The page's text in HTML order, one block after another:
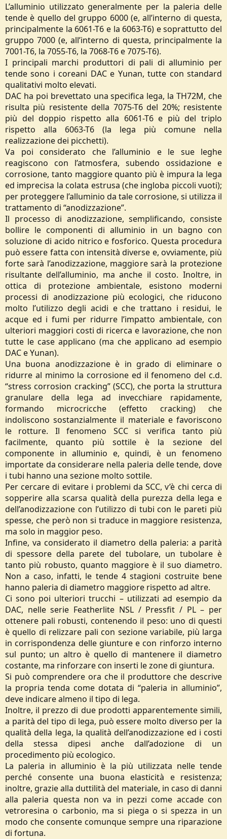
L’alluminio utilizzato generalmente per la paleria delle
tende è quello del gruppo 6000 (e, all’interno di questa,
principalmente la 6061-T6 e la 6063-T6) e soprattutto del
gruppo 7000 (e, all’interno di questa, principalmente la
7001-T6, la 7055-T6, la 7068-T6 e 7075-T6).
I principali marchi produttori di pali di alluminio per
tende sono i coreani DAC e Yunan, tutte con standard
qualitativi molto elevati.
DAC ha poi brevettato una specifica lega, la TH72M, che
risulta più resistente della 7075-T6 del 20%; resistente
più del doppio rispetto alla 6061-T6 e più del triplo
rispetto alla 6063-T6 (la lega più comune nella
realizzazione dei picchetti).
Va poi considerato che l’alluminio e le sue leghe
reagiscono con l’atmosfera, subendo ossidazione e
corrosione, tanto maggiore quanto più è impura la lega
ed imprecisa la colata estrusa (che ingloba piccoli vuoti);
per proteggere l’alluminio da tale corrosione, si utilizza il
trattamento di “anodizzazione”.
Il processo di anodizzazione, semplificando, consiste
bollire le componenti di alluminio in un bagno con
soluzione di acido nitrico e fosforico. Questa procedura
può essere fatta con intensità diverse e, ovviamente, più
forte sarà l’anodizzazione, maggiore sarà la protezione
risultante dell’alluminio, ma anche il costo. Inoltre, in
ottica di protezione ambientale, esistono moderni
processi di anodizzazione più ecologici, che riducono
molto l’utilizzo degli acidi e che trattano i residui, le
acque ed i fumi per ridurre l’impatto ambientale, con
ulteriori maggiori costi di ricerca e lavorazione, che non
tutte le case applicano (ma che applicano ad esempio
DAC e Yunan).
Una buona anodizzazione è in grado di eliminare o
ridurre al minimo la corrosione ed il fenomeno del c.d.
“stress corrosion cracking” (SCC), che porta la struttura
granulare della lega ad invecchiare rapidamente,
formando microcricche (effetto cracking) che
indoliscono sostanzialmente il materiale e favoriscono
le rotture. Il fenomeno SCC si verifica tanto più
facilmente, quanto più sottile è la sezione del
componente in alluminio e, quindi, è un fenomeno
importate da considerare nella paleria delle tende, dove
i tubi hanno una sezione molto sottile.
Per cercare di evitare i problemi da SCC, v’è chi cerca di
sopperire alla scarsa qualità della purezza della lega e
dell’anodizzazione con l’utilizzo di tubi con le pareti più
spesse, che però non si traduce in maggiore resistenza,
ma solo in maggior peso.
Infine, va considerato il diametro della paleria: a parità
di spessore della parete del tubolare, un tubolare è
tanto più robusto, quanto maggiore è il suo diametro.
Non a caso, infatti, le tende 4 stagioni costruite bene
hanno paleria di diametro maggiore rispetto ad altre.
Ci sono poi ulteriori trucchi – utilizzati ad esempio da
DAC, nelle serie Featherlite NSL / Pressfit / PL – per
ottenere pali robusti, contenendo il peso: uno di questi
è quello di relizzare pali con sezione variabile, più larga
in corrispondenza delle giunture e con rinforzo interno
sul punto; un altro è quello di mantenere il diametro
costante, ma rinforzare con inserti le zone di giuntura.
Si può comprendere ora che il produttore che descrive
la propria tenda come dotata di “paleria in alluminio”,
deve indicare almeno il tipo di lega.
Inoltre, il prezzo di due prodotti apparentemente simili,
a parità del tipo di lega, può essere molto diverso per la
qualità della lega, la qualità dell’anodizzazione ed i costi
della stessa dipesi anche dall’adozione di un
procedimento più ecologico.
La paleria in alluminio è la più utilizzata nelle tende
perché consente una buona elasticità e resistenza;
inoltre, grazie alla duttilità del materiale, in caso di danni
alla paleria questa non va in pezzi come accade con
vetroresina o carbonio, ma si piega o si spezza in un
modo che consente comunque sempre una riparazione
di fortuna.